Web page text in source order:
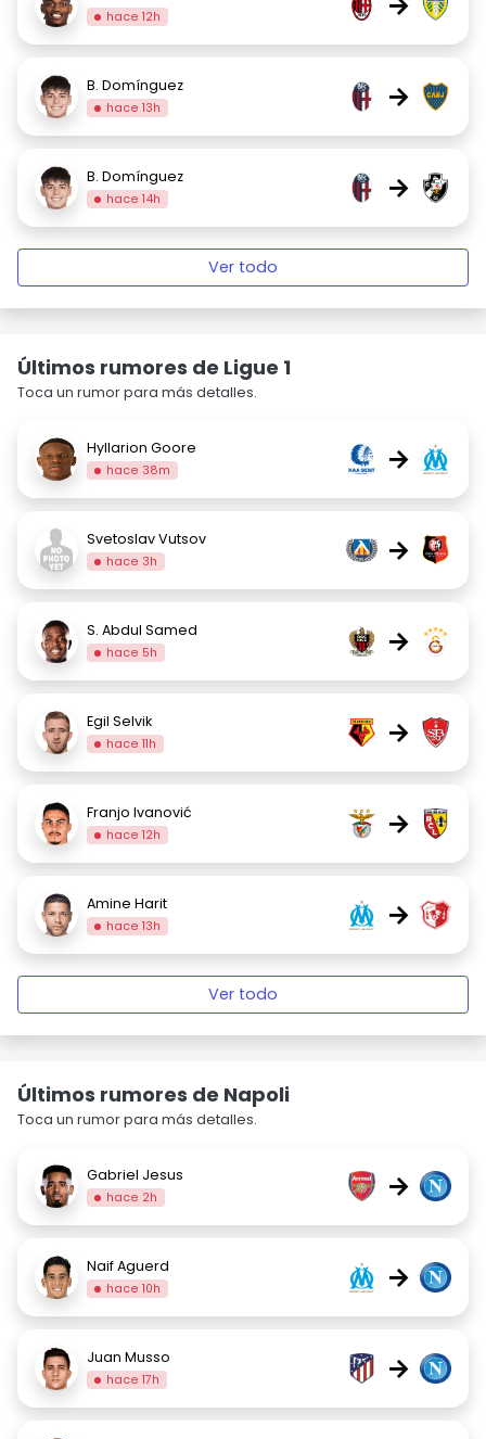
hace 12h
B. Domínguez
hace 13h →
B. Domínguez
hace 14h →
Ver todo
Últimos rumores de Ligue 1
Toca un rumor para más detalles.
Hyllarion Goore
hace 38m →
Svetoslav Vutsov
hace 3h →
S. Abdul Samed
hace 5h →
Egil Selvik
hace 11h →
Franjo Ivanović
hace 12h →
Amine Harit
hace 13h →
Ver todo
Últimos rumores de Napoli
Toca un rumor para más detalles.
Gabriel Jesus
hace 2h →
Naif Aguerd
hace 10h →
Juan Musso
hace 17h →